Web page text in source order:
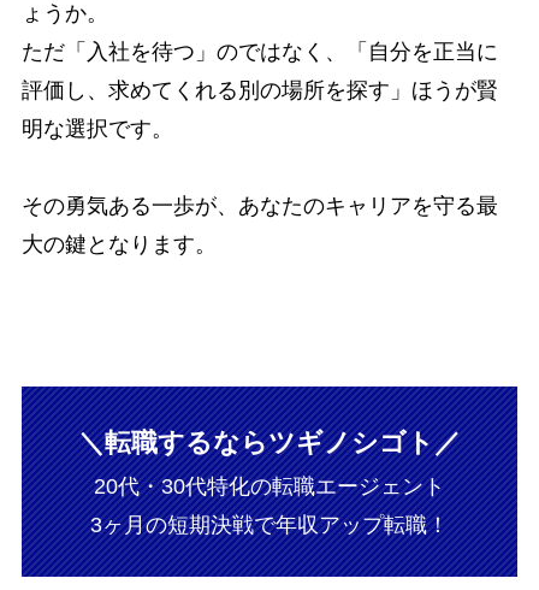
ょうか。
ただ「入社を待つ」のではなく、「自分を正当に
評価し、求めてくれる別の場所を探す」ほうが賢
明な選択です。
その勇気ある一歩が、あなたのキャリアを守る最
大の鍵となります。
＼転職するならツギノシゴト／
20代・30代特化の転職エージェント
3ヶ月の短期決戦で年収アップ転職！